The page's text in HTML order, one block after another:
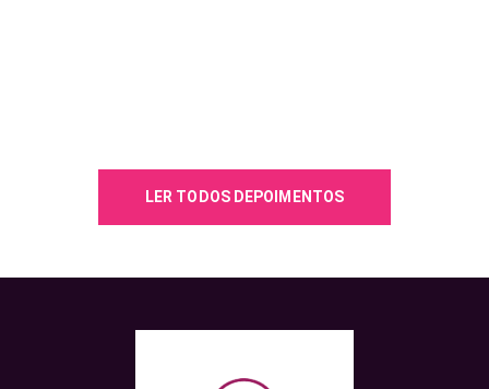
LER TODOS DEPOIMENTOS